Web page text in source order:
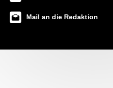
Mail an die Redaktion